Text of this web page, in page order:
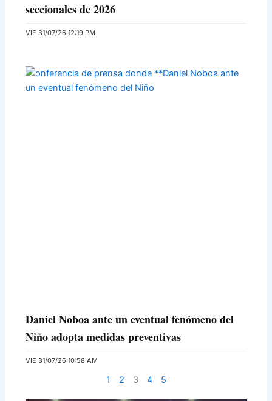
seccionales de 2026
VIE 31/07/26 12:19 PM
Daniel Noboa ante un eventual fenómeno del
Niño adopta medidas preventivas
VIE 31/07/26 10:58 AM
1 2 3 4 5